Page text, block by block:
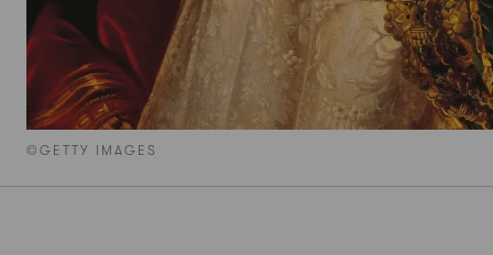
©GETTY IMAGES